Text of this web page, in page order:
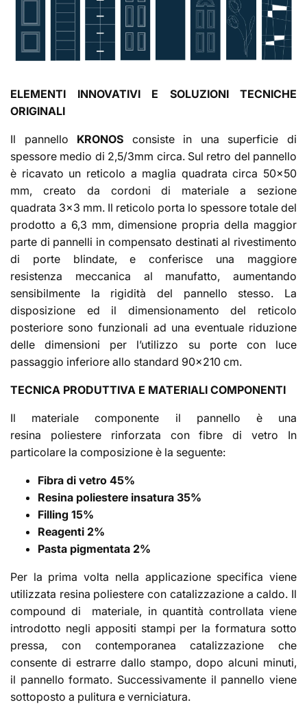
ELEMENTI INNOVATIVI E SOLUZIONI TECNICHE
ORIGINALI
Il pannello KRONOS consiste in una superficie di
spessore medio di 2,5/3mm circa. Sul retro del pannello
è ricavato un reticolo a maglia quadrata circa 50x50
mm, creato da cordoni di materiale a sezione
quadrata 3x3 mm. Il reticolo porta lo spessore totale del
prodotto a 6,3 mm, dimensione propria della maggior
parte di pannelli in compensato destinati al rivestimento
di porte blindate, e conferisce una maggiore
resistenza meccanica al manufatto, aumentando
sensibilmente la rigidità del pannello stesso. La
disposizione ed il dimensionamento del reticolo
posteriore sono funzionali ad una eventuale riduzione
delle dimensioni per l’utilizzo su porte con luce
passaggio inferiore allo standard 90x210 cm.
TECNICA PRODUTTIVA E MATERIALI COMPONENTI
Il materiale componente il pannello è una
resina poliestere rinforzata con fibre di vetro In
particolare la composizione è la seguente:
Fibra di vetro 45%
Resina poliestere insatura 35%
Filling 15%
Reagenti 2%
Pasta pigmentata 2%
Per la prima volta nella applicazione specifica viene
utilizzata resina poliestere con catalizzazione a caldo. Il
compound di materiale, in quantità controllata viene
introdotto negli appositi stampi per la formatura sotto
pressa, con contemporanea catalizzazione che
consente di estrarre dallo stampo, dopo alcuni minuti,
il pannello formato. Successivamente il pannello viene
sottoposto a pulitura e verniciatura.